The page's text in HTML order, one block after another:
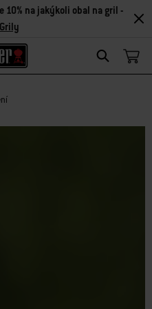
Search
na jakýkoli obal na gril -